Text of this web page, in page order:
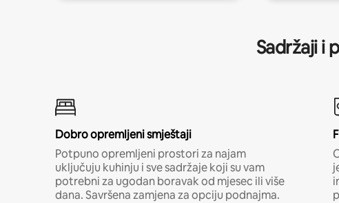
Sadržaji i
Dobro opremljeni smještaji
Potpuno opremljeni prostori za najam
uključuju kuhinju i sve sadržaje koji su vam
potrebni za ugodan boravak od mjesec ili više
dana. Savršena zamjena za opciju podnajma.